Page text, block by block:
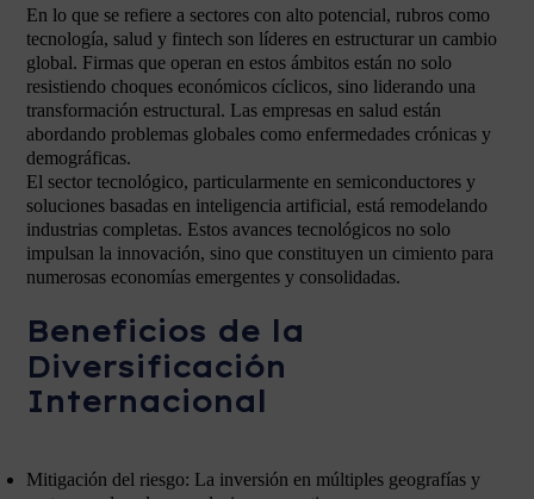
En lo que se refiere a sectores con alto potencial, rubros como
tecnología, salud y fintech son líderes en estructurar un cambio
global. Firmas que operan en estos ámbitos están no solo
resistiendo choques económicos cíclicos, sino liderando una
transformación estructural. Las empresas en salud están
abordando problemas globales como enfermedades crónicas y
demográficas.
El sector tecnológico, particularmente en semiconductores y
soluciones basadas en inteligencia artificial, está remodelando
industrias completas. Estos avances tecnológicos no solo
impulsan la innovación, sino que constituyen un cimiento para
numerosas economías emergentes y consolidadas.
Beneficios de la
Diversificación
Internacional
Mitigación del riesgo: La inversión en múltiples geografías y